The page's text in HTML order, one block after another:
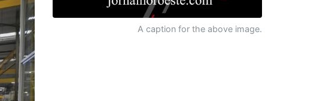
A caption for the above image.